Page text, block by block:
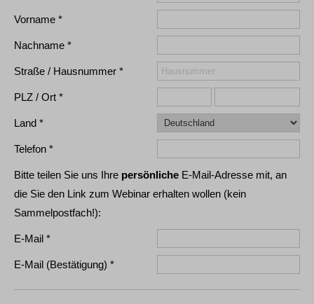
Vorname
Nachname
Straße / Hausnummer
PLZ / Ort
Land
Telefon
Bitte teilen Sie uns Ihre persönliche E-Mail-Adresse mit, an
die Sie den Link zum Webinar erhalten wollen (kein
Sammelpostfach!):
E-Mail
E-Mail (Bestätigung)